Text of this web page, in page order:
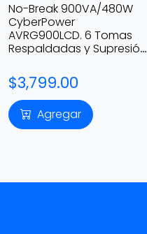
No-Break 900VA/480W
CyberPower
AVRG900LCD. 6 Tomas
Respaldadas y Supresión
d/P., RJ11, LCD
$3,799.00
Agregar